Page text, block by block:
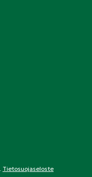
Tietosuojaseloste